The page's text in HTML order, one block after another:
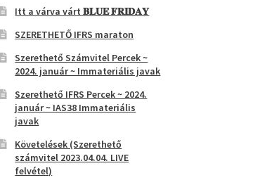
Itt a várva várt 𝐁𝐋𝐔𝐄 𝐅𝐑𝐈𝐃𝐀𝐘
SZERETHETŐ IFRS maraton
Szerethető Számvitel Percek ~
2024. január ~ Immateriális javak
Szerethető IFRS Percek ~ 2024.
január ~ IAS38 Immateriális
javak
Követelések (Szerethető
számvitel 2023.04.04. LIVE
felvétel)